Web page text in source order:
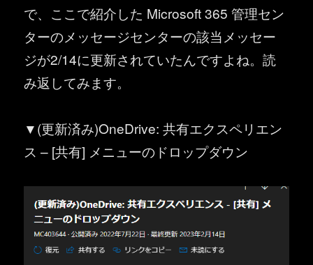
で、ここで紹介した Microsoft 365 管理セン
ターのメッセージセンターの該当メッセー
ジが2/14に更新されていたんですよね。読
み返してみます。
▼(更新済み)OneDrive: 共有エクスペリエン
ス – [共有] メニューのドロップダウン